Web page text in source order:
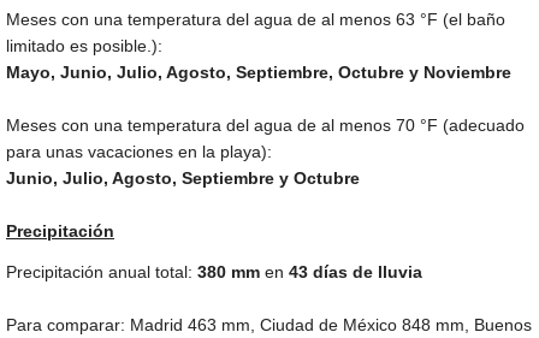
Meses con una temperatura del agua de al menos 63 °F (el baño
limitado es posible.):
Mayo, Junio, Julio, Agosto, Septiembre, Octubre y Noviembre
Meses con una temperatura del agua de al menos 70 °F (adecuado
para unas vacaciones en la playa):
Junio, Julio, Agosto, Septiembre y Octubre
Precipitación
Precipitación anual total: 380 mm en 43 días de lluvia
Para comparar: Madrid 463 mm , Ciudad de México 848 mm , Buenos